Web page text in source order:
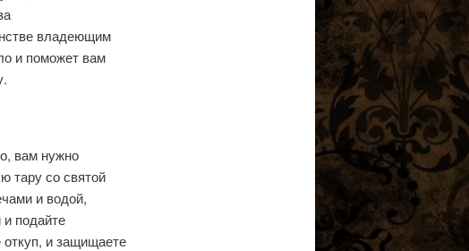
владеющим
и поможет вам
вам нужно
тару со святой
и водой,
подайте
и защищаете